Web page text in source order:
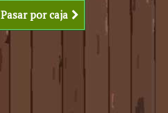
Pasar por caja